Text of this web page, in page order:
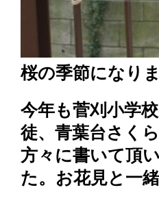
桜の季節になり
今年も菅刈小学
徒、青葉台さく
方々に書いて頂
た。お花見と一